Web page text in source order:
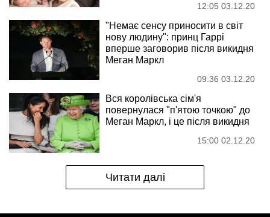
12:05 03.12.20
"Немає сенсу приносити в світ
нову людину": принц Гаррі
вперше заговорив після викидня
Меган Маркл
09:36 03.12.20
Вся королівська сім'я
повернулася "п'ятою точкою" до
Меган Маркл, і це після викидня
15:00 02.12.20
Читати далі